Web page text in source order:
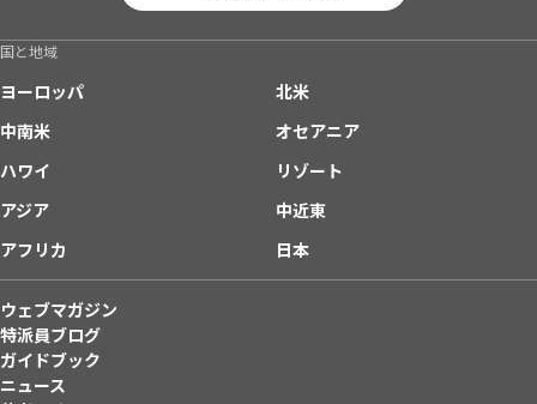
国と地域
ヨーロッパ
北米
中南米
オセアニア
ハワイ
リゾート
アジア
中近東
アフリカ
日本
ウェブマガジン
特派員ブログ
ガイドブック
ニュース